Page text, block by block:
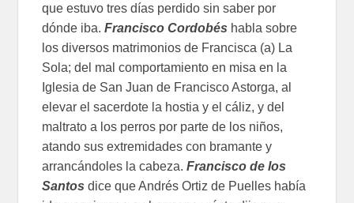
que estuvo tres días perdido sin saber por
dónde iba.Francisco Cordobés habla sobre
los diversos matrimonios de Francisca (a) La
Sola; del mal comportamiento en misa en la
Iglesia de San Juan de Francisco Astorga, al
elevar el sacerdote la hostia y el cáliz, y del
maltrato a los perros por parte de los niños,
atando sus extremidades con bramante y
arrancándoles la cabeza.Francisco de los
Santos dice que Andrés Ortiz de Puelles había